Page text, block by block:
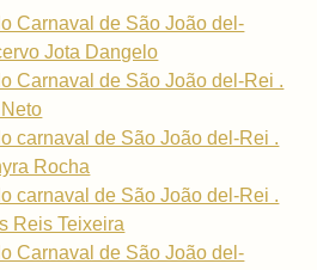
Carnaval de São João del-
Jota Dangelo
Carnaval de São João del-Rei .
carnaval de São João del-Rei .
Rocha
carnaval de São João del-Rei .
Reis Teixeira
Carnaval de São João del-